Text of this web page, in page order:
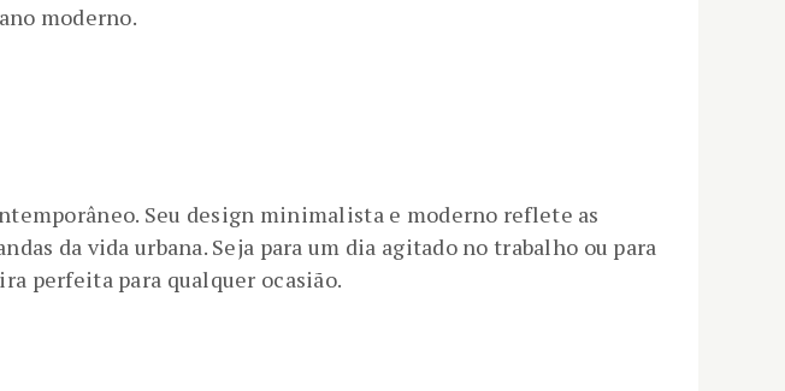
moderno.
Seu design minimalista e moderno reflete as
da vida urbana. Seja para um dia agitado no trabalho ou para
perfeita para qualquer ocasião.